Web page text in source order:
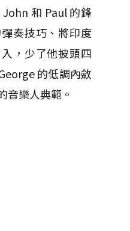
和 Paul 的鋒
奏技巧、將印度
，少了他披頭四
的低調內斂
音樂人典範。